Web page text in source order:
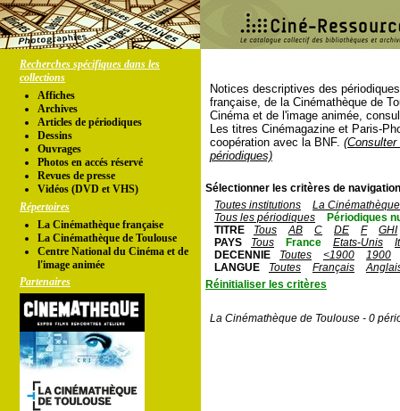
Recherches spécifiques dans les
collections
Affiches
Archives
Articles de périodiques
Dessins
Ouvrages
Photos en accés réservé
Revues de presse
Vidéos (DVD et VHS)
Répertoires
La Cinémathèque française
La Cinémathèque de Toulouse
Centre National du Cinéma et de
l'image animée
Partenaires
Notices descriptives des
française, de la Cinémathèque de
Cinéma et de l'image animée,
Les titres Cinémagazine et Paris-
coopération avec la BNF.
périodiques)
Sélectionner les critères de
Toutes institutions
La
Tous les périodiques
Périodiques
TITRE
Tous AB C DE F
GHI
PAYS
Tous France Etats-Unis
DECENNIE
Toutes <1900
1900
LANGUE
Toutes Français
Réinitialiser les critères
La Cinémathèque de Toulouse - 0